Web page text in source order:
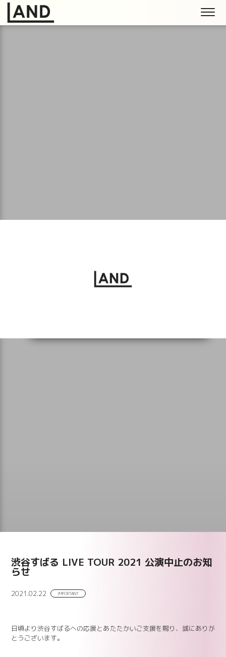
渋谷すばる LIVE TOUR 2021 公演中止のお知
らせ
2021.02.22 IMPORTANT
日頃より渋谷すばるへの応援とあたたかいご支援を賜り、誠にありが
とうございます。